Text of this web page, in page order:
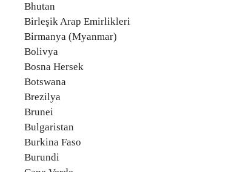
Bhutan
Birleşik Arap Emirlikleri
Birmanya (Myanmar)
Bolivya
Bosna Hersek
Botswana
Brezilya
Brunei
Bulgaristan
Burkina Faso
Burundi